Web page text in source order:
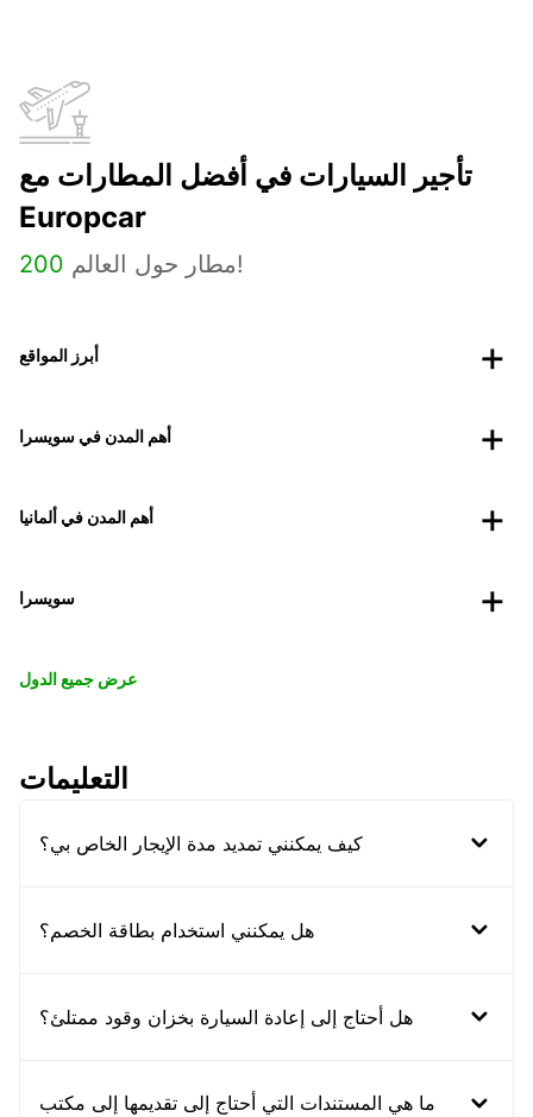
تأجير السيارات في أفضل المطارات مع
Europcar
200 مطار حول العالم!
أبرز المواقع
أهم المدن في سويسرا
أهم المدن في ألمانيا
سويسرا
عرض جميع الدول
التعليمات
كيف يمكنني تمديد مدة الإيجار الخاص بي؟
هل يمكنني استخدام بطاقة الخصم؟
هل أحتاج إلى إعادة السيارة بخزان وقود ممتلئ؟
ما هي المستندات التي أحتاج إلى تقديمها إلى مكتب